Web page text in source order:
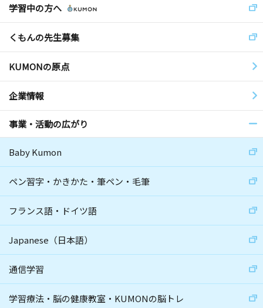
学習中の方へ
くもんの先生募集
KUMONの原点
企業情報
事業・活動の広がり
Baby Kumon
ペン習字・かきかた・筆ペン・毛筆
フランス語・ドイツ語
Japanese（日本語）
通信学習
学習療法・脳の健康教室・KUMONの脳トレ